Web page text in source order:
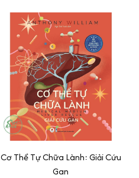
Cơ Thể Tự Chữa Lành: Giải Cứu
Gan